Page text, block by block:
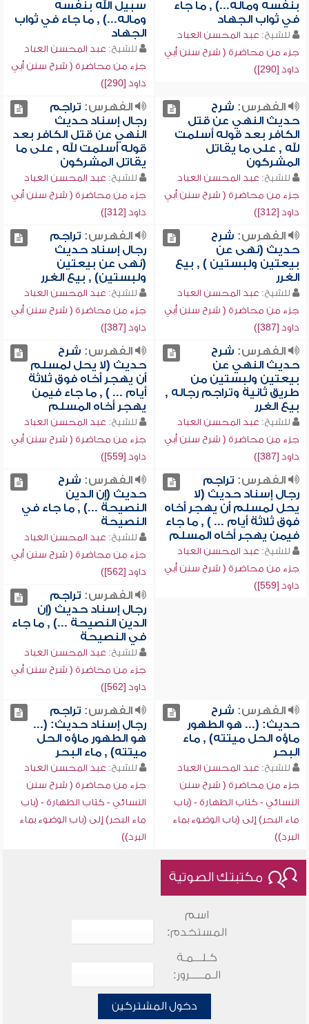
بنفسه وماله...) , ما جاء
في ثواب الجهاد
للشيخ: عبد المحسن العباد
جزء من محاضرة ( شرح سنن أبي
داود [290])
سبيل الله بنفسه
وماله...) , ما جاء في ثواب
الجهاد
للشيخ: عبد المحسن العباد
جزء من محاضرة ( شرح سنن أبي
داود [290])
الفهرس: شرح
حديث النهي عن قتل
الكافر بعد قوله أسلمت
لله , على ما يقاتل
المشركون
للشيخ: عبد المحسن العباد
جزء من محاضرة ( شرح سنن أبي
داود [312])
الفهرس: تراجم
رجال إسناد حديث
النهي عن قتل الكافر بعد
قوله أسلمت لله , على ما
يقاتل المشركون
للشيخ: عبد المحسن العباد
جزء من محاضرة ( شرح سنن أبي
داود [312])
الفهرس: شرح
حديث (نهى عن
بيعتين ولبستين ) , بيع
الغرر
للشيخ: عبد المحسن العباد
جزء من محاضرة ( شرح سنن أبي
داود [387])
الفهرس: تراجم
رجال إسناد حديث
(نهى عن بيعتين
ولبستين) , بيع الغرر
للشيخ: عبد المحسن العباد
جزء من محاضرة ( شرح سنن أبي
داود [387])
الفهرس: شرح
حديث النهي عن
بيعتين ولبستين من
طريق ثانية وتراجم رجاله ,
بيع الغرر
للشيخ: عبد المحسن العباد
جزء من محاضرة ( شرح سنن أبي
داود [387])
الفهرس: شرح
حديث (لا يحل لمسلم
أن يهجر أخاه فوق ثلاثة
أيام ... ) , ما جاء فيمن
يهجر أخاه المسلم
للشيخ: عبد المحسن العباد
جزء من محاضرة ( شرح سنن أبي
داود [559])
الفهرس: تراجم
رجال إسناد حديث (لا
يحل لمسلم أن يهجر أخاه
فوق ثلاثة أيام ... ) , ما جاء
فيمن يهجر أخاه المسلم
للشيخ: عبد المحسن العباد
جزء من محاضرة ( شرح سنن أبي
داود [559])
الفهرس: شرح
حديث (إن الدين
النصيحة ...) , ما جاء في
النصيحة
للشيخ: عبد المحسن العباد
جزء من محاضرة ( شرح سنن أبي
داود [562])
الفهرس: تراجم
رجال إسناد حديث (إن
الدين النصيحة ...) , ما جاء
في النصيحة
للشيخ: عبد المحسن العباد
جزء من محاضرة ( شرح سنن أبي
داود [562])
الفهرس: شرح
حديث: (... هو الطهور
ماؤه الحل ميتته) , ماء
البحر
للشيخ: عبد المحسن العباد
جزء من محاضرة ( شرح سنن
النسائي - كتاب الطهارة - (باب
ماء البحر) إلى (باب الوضوء بماء
البرد))
الفهرس: تراجم
رجال إسناد حديث: (...
هو الطهور ماؤه الحل
ميتته) , ماء البحر
للشيخ: عبد المحسن العباد
جزء من محاضرة ( شرح سنن
النسائي - كتاب الطهارة - (باب
ماء البحر) إلى (باب الوضوء بماء
البرد))
مكتبتك الصوتية
اسم
المستخدم:
كـلـــمـة
الـمـــــرور:
دخول المشتركين